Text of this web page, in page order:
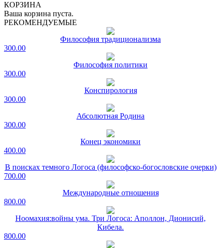
КОРЗИНА
Ваша корзина пуста.
РЕКОМЕНДУЕМЫЕ
Философия традиционализма
300.00
Философия политики
300.00
Конспирология
300.00
Абсолютная Родина
300.00
Конец экономики
400.00
В поисках темного Логоса (философско-богословские очерки)
700.00
Международные отношения
800.00
Ноомахия:войны ума. Три Логоса: Аполлон, Дионисий,
Кибела.
800.00